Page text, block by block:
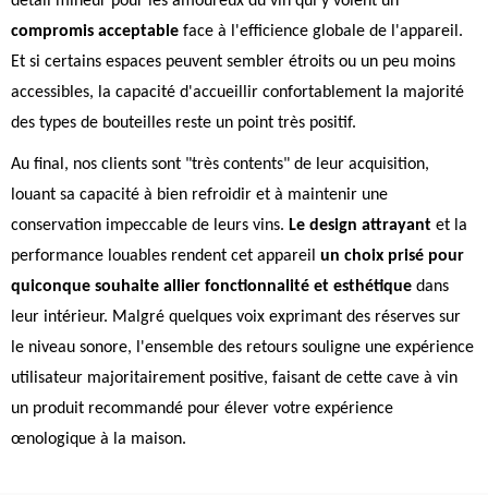
compromis acceptable face à l'efficience globale de l'appareil.
Et si certains espaces peuvent sembler étroits ou un peu moins
accessibles, la capacité d'accueillir confortablement la majorité
des types de bouteilles reste un point très positif.
Au final, nos clients sont "très contents" de leur acquisition,
louant sa capacité à bien refroidir et à maintenir une
conservation impeccable de leurs vins. Le design attrayant et la
performance louables rendent cet appareil un choix prisé pour
quiconque souhaite allier fonctionnalité et esthétique dans
leur intérieur. Malgré quelques voix exprimant des réserves sur
le niveau sonore, l'ensemble des retours souligne une expérience
utilisateur majoritairement positive, faisant de cette cave à vin
un produit recommandé pour élever votre expérience
œnologique à la maison.